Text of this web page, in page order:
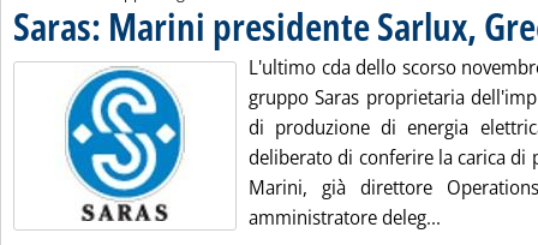
Saras: Marini presidente Sarlux,
L'ultimo cda dello scorso
gruppo Saras proprietaria
di produzione di energia
deliberato di conferire la carica di
Marini, già direttore
amministratore deleg...